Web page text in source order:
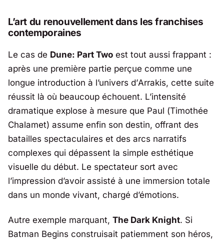
L’art du renouvellement dans les franchises
contemporaines
Le cas de Dune: Part Two est tout aussi frappant :
après une première partie perçue comme une
longue introduction à l’univers d’Arrakis, cette suite
réussit là où beaucoup échouent. L’intensité
dramatique explose à mesure que Paul (Timothée
Chalamet) assume enfin son destin, offrant des
batailles spectaculaires et des arcs narratifs
complexes qui dépassent la simple esthétique
visuelle du début. Le spectateur sort avec
l’impression d’avoir assisté à une immersion totale
dans un monde vivant, chargé d’émotions.
Autre exemple marquant, The Dark Knight. Si
Batman Begins construisait patiemment son héros,